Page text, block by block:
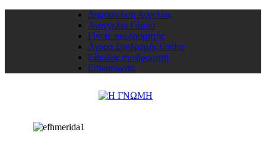
Δημοσιεύση Αγγελίας
Αναγγελία Γάμου
Γίνετε συνδρομητής
Αγορά Συνδρομής Online
Είσοδος συνδρομητή
Επικοινωνία